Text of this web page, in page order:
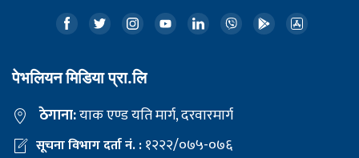
पेभलियन मिडिया प्रा.लि
ठेगाना:याक एण्ड यति मार्ग, दरवारमार्ग
सूचना विभाग दर्ता नं. :१२२२/०७५-०७६